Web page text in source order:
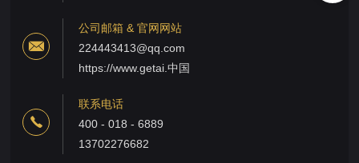
公司邮箱 & 官网网站
224443413@qq.com
https://www.getai.中国
联系电话
400 - 018 - 6889
13702276682